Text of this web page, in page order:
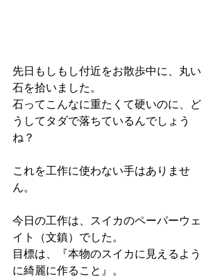
先日もしもし付近をお散歩中に、丸い
石を拾いました。
石ってこんなに重たくて硬いのに、ど
うしてタダで落ちているんでしょう
ね？
これを工作に使わない手はありませ
ん。
今日の工作は、スイカのペーパーウェ
イト（文鎮）でした。
目標は、『本物のスイカに見えるよう
に綺麗に作ること』。